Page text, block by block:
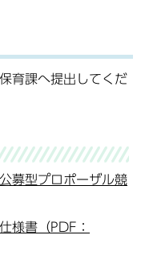
育課へ提出してくだ
募型プロポーザル競
様書（PDF：